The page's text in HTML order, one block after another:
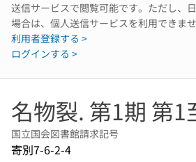
送信サービスで閲覧可能です。ただし、
場合は、個人送信サービスを利用できませ
利用者登録する >
ログインする >
名物裂. 第1期 第1
国立国会図書館請求記号
寄別7-6-2-4